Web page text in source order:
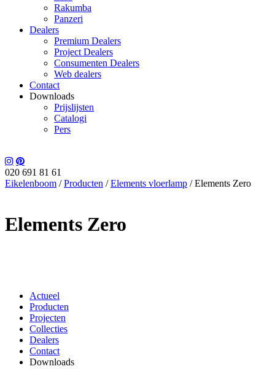
Rakumba
Panzeri
Dealers
Premium Dealers
Project Dealers
Consumenten Dealers
Web dealers
Contact
Downloads
Prijslijsten
Catalogi
Pers
020 691 81 61
Eikelenboom /Producten /Elements vloerlamp /Elements Zero
Elements Zero
Actueel
Producten
Projecten
Collecties
Dealers
Contact
Downloads